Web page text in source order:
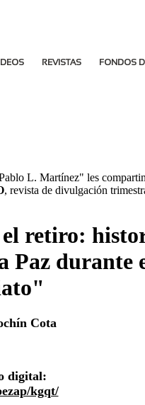
REVISTAS FONDOS
L. Martínez" les
, revista de divulgación
retiro:
Paz durante
Cota
digital:
kgqt/